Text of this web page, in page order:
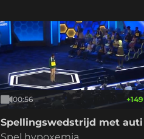
00:56 +149
Spellingswedstrijd met auti